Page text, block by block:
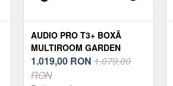
AUDIO PRO T3+ BOXĂ
MULTIROOM GARDEN
GREEN 1 BUC
1.019,00 RON 1.079,00
RON